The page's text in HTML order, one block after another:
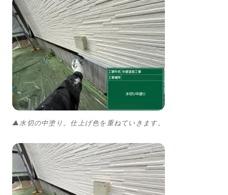
▲水切の中塗り。仕上げ色を重ねていきます。